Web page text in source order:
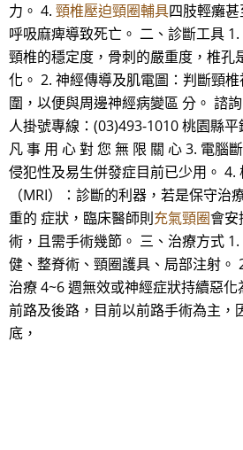
力。 4. 頸椎壓迫頸圈輔具四肢輕癱
呼吸麻痺導致死亡。 二、診斷工具
頸椎的穩定度，骨刺的嚴重度，椎孔
化。 2. 神經傳導及肌電圖：判斷頸
圍，以便與周邊神經病變區 分。 諮
人掛號專線：(03)493-1010 桃園縣
凡 事 用 心 對 您 無 限 關 心 3. 電腦
侵犯性及易生併發症目前已少用。 4.
（MRI）：診斷的利器，若是保守治
重的 症狀，臨床醫師則充氣頸圈會安
術，且需手術幾節。 三、治療方式
健、整脊術、頸圈護具、局部注射。
治療 4~6 週無效或神經症狀持續惡
前路及後路，目前以前路手術為主，
底，